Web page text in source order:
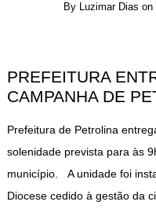
By Luzimar Dias on
PREFEITURA
CAMPANHA DE
Prefeitura de Petrolina
solenidade prevista para às
município. A unidade foi
Diocese cedido à gestão da